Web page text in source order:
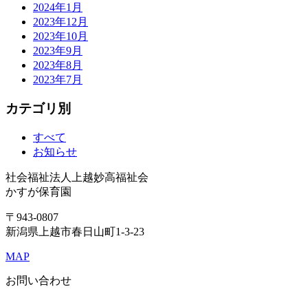
2024年1月
2023年12月
2023年10月
2023年9月
2023年8月
2023年7月
カテゴリ別
すべて
お知らせ
社会福祉法人上越妙高福祉会
かすが保育園
〒943-0807
新潟県上越市春日山町1-3-23
MAP
お問い合わせ